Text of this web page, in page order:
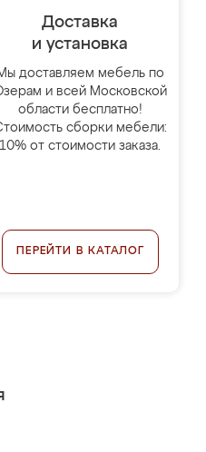
Доставка
и установка
доставляем мебель по
и всей Московской
области бесплатно!
сборки мебели:
10% от стоимости заказа.
ПЕРЕЙТИ В КАТАЛОГ